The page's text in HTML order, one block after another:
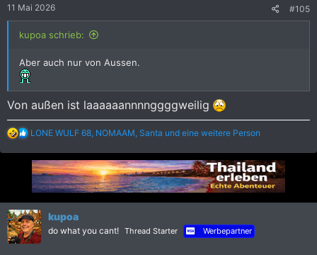
n
:
11 Mai 2026 #105
kupoa schrieb:
Aber auch nur von Aussen.
Von außen ist laaaaaannnnggggweilig
R
a
k
t
n
e
n
:
LONE WULF 68 NOMAAM Santa und eine weitere Person
kupoa
do what you cant! Thread Starter Werbepartner